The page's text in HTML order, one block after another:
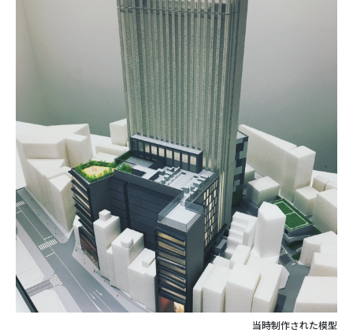
当時制作された模型